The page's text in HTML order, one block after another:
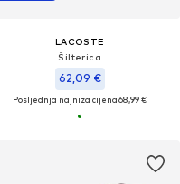
LACOSTE
Šilterica
62,09 €
Posljednja najniža cijena:68,99 €